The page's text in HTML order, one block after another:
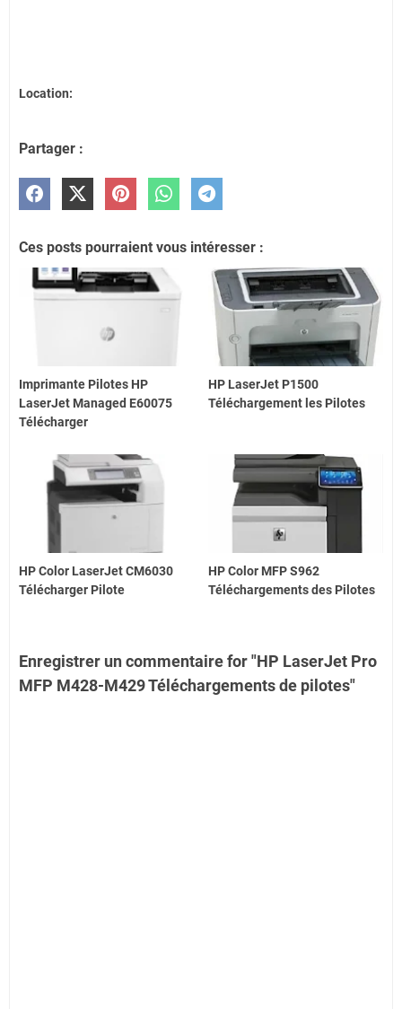
Location:
Partager :
Ces posts pourraient vous intéresser :
Imprimante Pilotes HP
LaserJet Managed E60075
Télécharger
HP LaserJet P1500
Téléchargement les Pilotes
HP Color LaserJet CM6030
Télécharger Pilote
HP Color MFP S962
Téléchargements des Pilotes
Enregistrer un commentaire for "HP LaserJet Pro
MFP M428-M429 Téléchargements de pilotes"